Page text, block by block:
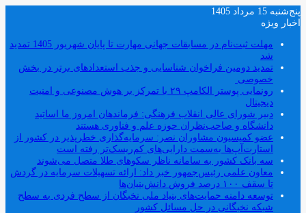
پنج‌شنبه 15 مرداد 1405
اخبار ویژه
مهلت ثبت‌نام در مسابقات جهانی مهارت تا پایان شهریور 1405 تمدید
شد
تمدید دومین فراخوان شناسایی و جذب استعدادهای برتر در بخش
خصوصی
رونمایی پوستر الکامپ ۲۹ با تمرکز بر هوش مصنوعی و امنیت
دیجیتال
دبیر شورای عالی انقلاب فرهنگی: فرماندهان امروز ما اساتید
دانشگاه و صاحب‌نظران حوزه علم و فناوری هستند
عضو کمیسیون مشاوران نصر: سرمایه‌گذاری خطرپذیر در کشور از
استارت‌آپ‌ها به‌سمت دارایی‌های کم‌ریسک‌تر رفته است
سه بانک کشور به سامانه ناظر سکوهای طلا متصل می‌شوند
معاون علمی رئیس‌جمهور خبر داد: ارائه تسهیلات سرمایه در گردش
تا سقف ۱۰۰ درصد فروش دانش‌بنیان‌ها
توسعه دامنه حمایت‌های بنیاد ملی نخبگان از سطح فردی به سطح
شبکه نخبگانی در حل مسائل کشور